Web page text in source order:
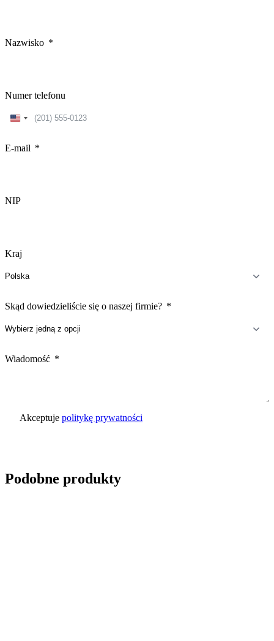
Nazwisko
Numer telefonu
United
E-mail
NIP
Kraj
Skąd dowiedzieliście się o naszej firmie?
Wiadomość
Akceptuje politykę prywatności
Podobne produkty